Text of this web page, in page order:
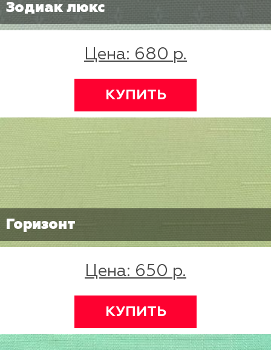
Зодиак люкс
Цена: 680 р.
КУПИТЬ
Горизонт
Цена: 650 р.
КУПИТЬ